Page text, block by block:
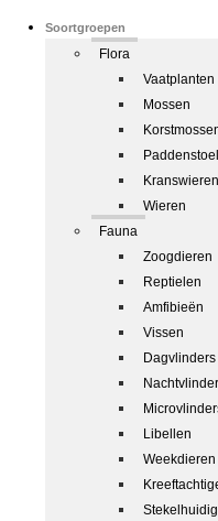
Soortgroepen
Flora
Vaatplanten
Mossen
Kranswieren
Wieren
Fauna
Zoogdieren
Reptielen
Amfibieën
Vissen
Dagvlinders
Libellen
Weekdieren